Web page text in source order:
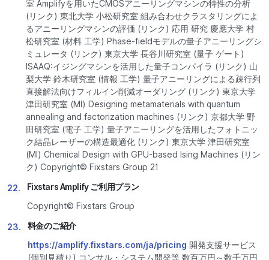
室 Amplifyを用いたCMOSアニーリングマシンの特性の分析
(リンク) 東北大学 小松研究室 組み合わせクラスタリングによ
るアニーリングマシンの評価 (リンク) 応用 研究 慶應大学 村
松研究室 (材料 工学) Phase-fieldモデルの量子アニーリングシ
ミュレータ (リンク) 東京大学 長谷川研究室 (量子 ゲート)
ISAAQ:イジングマシンを活用した量子コンパイラ (リンク) 山
梨大学 鈴木研究室 (情報 工学) 量子アニーリングによる疎行列
直接解法向けフィルイン削減オーダリング (リンク) 東京大学
津田研究室 (MI) Designing metamaterials with quantum
annealing and factorization machines (リンク) 京都大学 野
田研究室 (電子 工学) 量子アニーリングを活用したフォトニッ
ク結晶レーザーの構造最適化 (リンク) 東京大学 津田研究室
(MI) Chemical Design with GPU-based Ising Machines (リン
ク) Copyright© Fixstars Group 21
22.
Fixstars Amplify ご利用プラン
Copyright© Fixstars Group
23.
料金のご紹介
https://amplify.fixstars.com/ja/pricing 開発支援サービス
(個別見積り) コンサル・システム開発等 数百万円～数千万円